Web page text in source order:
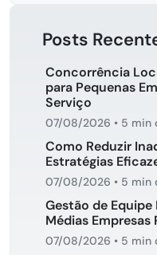
Posts
Concorrência
para Pequenas
Serviço
07/08/2026 • 5 min
Como Reduzir
Estratégias
07/08/2026 • 5 min
Gestão de Equipe
Médias
07/08/2026 • 5 min